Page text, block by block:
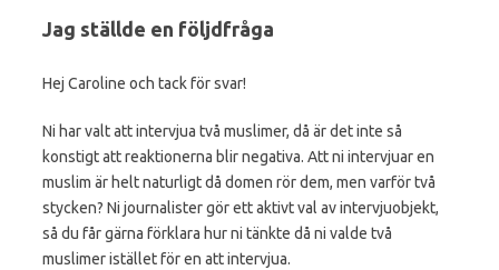
Jag ställde en följdfråga
Hej Caroline och tack för svar!
Ni har valt att intervjua två muslimer, då är det inte så
konstigt att reaktionerna blir negativa. Att ni intervjuar en
muslim är helt naturligt då domen rör dem, men varför två
stycken? Ni journalister gör ett aktivt val av intervjuobjekt,
så du får gärna förklara hur ni tänkte då ni valde två
muslimer istället för en att intervjua.